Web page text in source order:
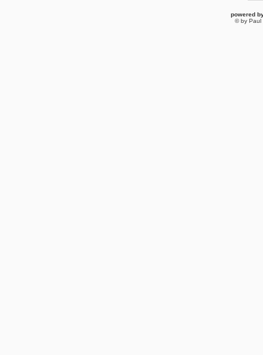
powered
© by Paul